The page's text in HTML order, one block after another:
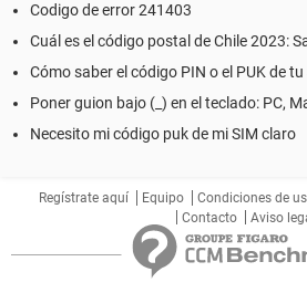
Codigo de error 241403
Cuál es el código postal de Chile 2023:
Cómo saber el código PIN o el PUK de
Poner guion bajo (_) en el teclado: PC,
Necesito mi código puk de mi SIM claro
Regístrate aquí Equipo Condiciones de
Contacto
Aviso